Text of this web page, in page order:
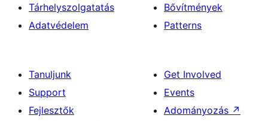
Tárhelyszolgatatás
Adatvédelem
Bővítmények
Patterns
Tanuljunk
Support
Fejlesztők
Get Involved
Events
Adományozás ↗